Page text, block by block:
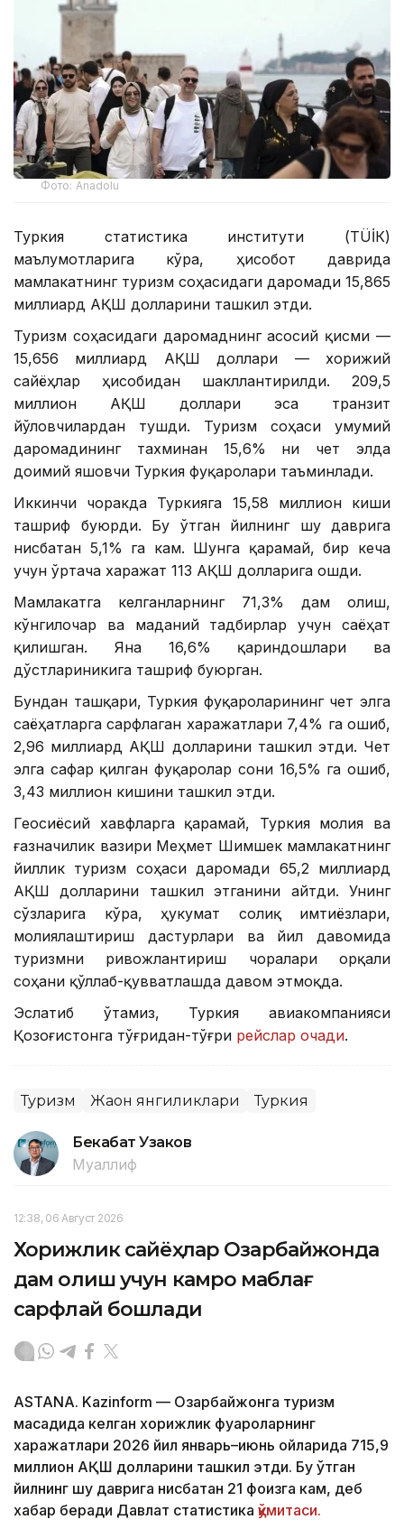
Фото: Anadolu
Туркия статистика институти (ТÜİК)
маълумотларига кўра, ҳисобот даврида
мамлакатнинг туризм соҳасидаги даромади 15,865
миллиард АҚШ долларини ташкил этди.
Туризм соҳасидаги даромаднинг асосий қисми —
15,656 миллиард АҚШ доллари — хорижий
сайёҳлар ҳисобидан шакллантирилди. 209,5
миллион АҚШ доллари эса транзит
йўловчилардан тушди. Туризм соҳаси умумий
даромадининг тахминан 15,6% ни чет элда
доимий яшовчи Туркия фуқаролари таъминлади.
Иккинчи чоракда Туркияга 15,58 миллион киши
ташриф буюрди. Бу ўтган йилнинг шу даврига
нисбатан 5,1% га кам. Шунга қарамай, бир кеча
учун ўртача харажат 113 АҚШ долларига ошди.
Мамлакатга келганларнинг 71,3% дам олиш,
кўнгилочар ва маданий тадбирлар учун саёҳат
қилишган. Яна 16,6% қариндошлари ва
дўстлариникига ташриф буюрган.
Бундан ташқари, Туркия фуқароларининг чет элга
саёҳатларга сарфлаган харажатлари 7,4% га ошиб,
2,96 миллиард АҚШ долларини ташкил этди. Чет
элга сафар қилган фуқаролар сони 16,5% га ошиб,
3,43 миллион кишини ташкил этди.
Геосиёсий хавфларга қарамай, Туркия молия ва
ғазначилик вазири Меҳмет Шимшек мамлакатнинг
йиллик туризм соҳаси даромади 65,2 миллиард
АҚШ долларини ташкил этганини айтди. Унинг
сўзларига кўра, ҳукумат солиқ имтиёзлари,
молиялаштириш дастурлари ва йил давомида
туризмни ривожлантириш чоралари орқали
соҳани қўллаб-қувватлашда давом этмоқда.
Эслатиб ўтамиз, Туркия авиакомпанияси
Қозоғистонга тўғридан-тўғри рейслар очади.
Туризм Жаҳон янгиликлари Туркия
Бекабат Узаков
Муаллиф
12:38, 06 Август 2026
Хорижлик сайёҳлар Озарбайжонда
дам олиш учун камроқ маблағ
сарфлай бошлади
ASTANA. Kazinform — Озарбайжонга туризм
мақсадида келган хорижлик фуқароларнинг
харажатлари 2026 йил январь–июнь ойларида 715,9
миллион АҚШ долларини ташкил этди. Бу ўтган
йилнинг шу даврига нисбатан 21 фоизга кам, деб
хабар беради Давлат статистика қўмитаси.